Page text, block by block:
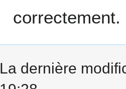
correctement.
La dernière